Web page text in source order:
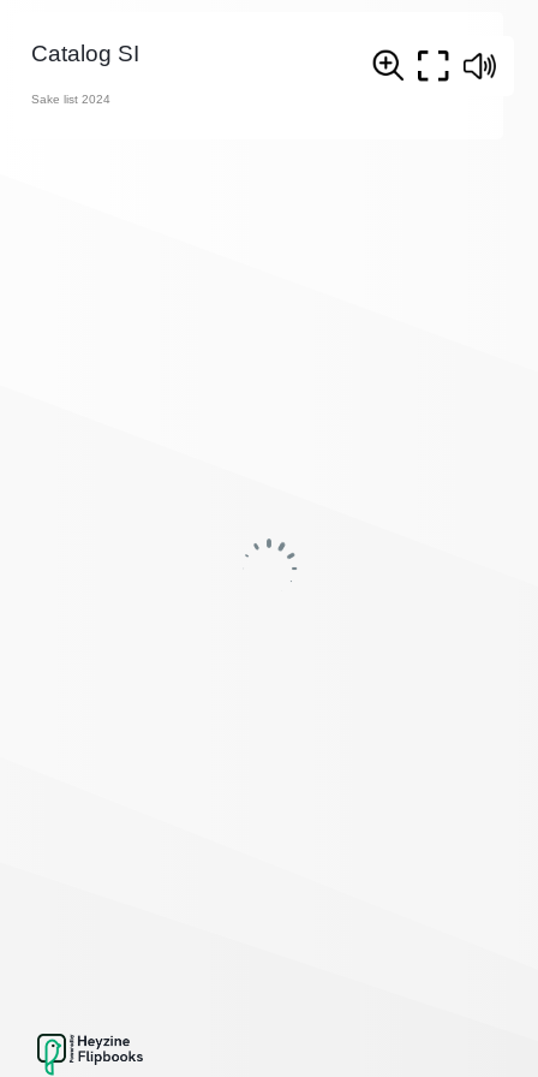
Catalog SI
Sake list 2024